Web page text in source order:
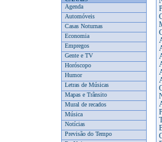
Agenda
Automóveis
Casas Noturnas
Economia
Empregos
Gente e TV
Horóscopo
Humor
Letras de Músicas
Mapas e Trânsito
Mural de recados
Música
Notícias
Previsão do Tempo